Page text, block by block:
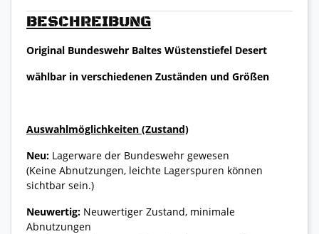
BESCHREIBUNG
Original Bundeswehr Baltes Wüstenstiefel Desert
wählbar in verschiedenen Zuständen und Größen
Auswahlmöglichkeiten (Zustand)
Neu: Lagerware der Bundeswehr gewesen
(Keine Abnutzungen, leichte Lagerspuren können
sichtbar sein.)
Neuwertig: Neuwertiger Zustand, minimale
Abnutzungen